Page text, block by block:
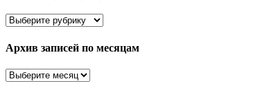
Здесь
рассортировано
Архив записей по месяцам
Архив